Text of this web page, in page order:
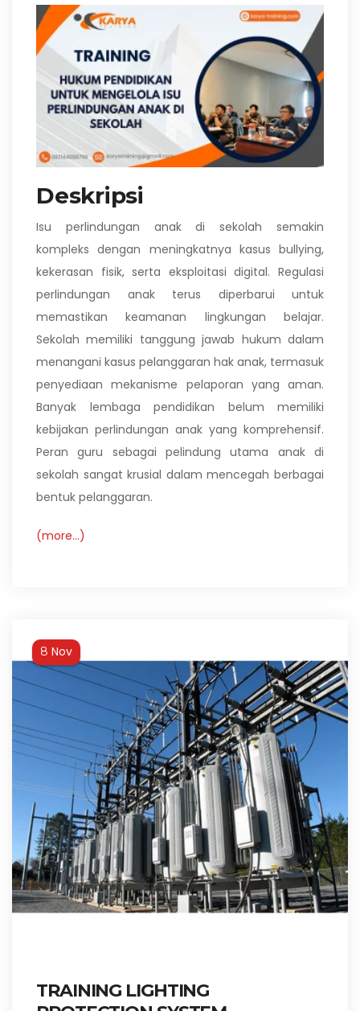
Deskripsi
Isu perlindungan anak di sekolah semakin
kompleks dengan meningkatnya kasus bullying,
kekerasan fisik, serta eksploitasi digital. Regulasi
perlindungan anak terus diperbarui untuk
memastikan keamanan lingkungan belajar.
Sekolah memiliki tanggung jawab hukum dalam
menangani kasus pelanggaran hak anak, termasuk
penyediaan mekanisme pelaporan yang aman.
Banyak lembaga pendidikan belum memiliki
kebijakan perlindungan anak yang komprehensif.
Peran guru sebagai pelindung utama anak di
sekolah sangat krusial dalam mencegah berbagai
bentuk pelanggaran.
(more…)
8 Nov
TRAINING LIGHTING